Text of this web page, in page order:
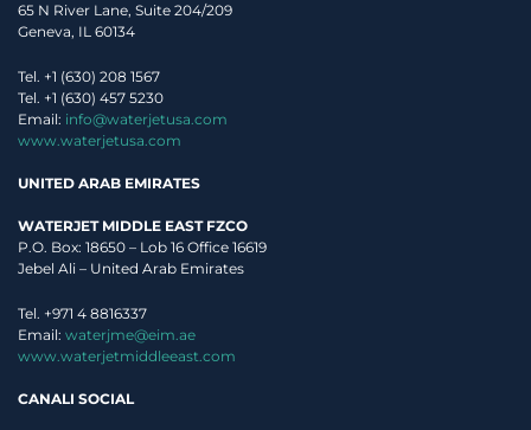
65 N River Lane, Suite 204/209
Geneva, IL 60134
Tel. +1 (630) 208 1567
Tel. +1 (630) 457 5230
Email: info@waterjetusa.com
www.waterjetusa.com
UNITED ARAB EMIRATES
WATERJET MIDDLE EAST FZCO
P.O. Box: 18650 – Lob 16 Office 16619
Jebel Ali – United Arab Emirates
Tel. +971 4 8816337
Email: waterjme@eim.ae
www.waterjetmiddleeast.com
CANALI SOCIAL